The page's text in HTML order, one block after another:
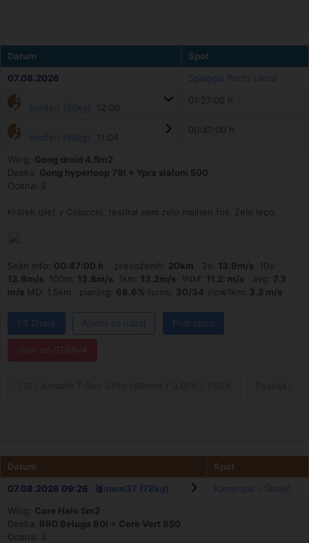
Datum
Spot
07.08.2026
Spiaggia Porto Liscia
tomferi (90kg) 12:00
01:27:00 h
tomferi (90kg) 11:04
00:47:00 h
Wing: Gong droid 4.5m2
Deska: Gong hyperloop 79l + Ypra slalom 500
Ocena: 5
Kratek izlet v Coluccio, testiral sem zelo majhen foil. Zelo lepo.
Sešn info: 00:47:00 h prevoženih: 20km 2s: 13.9m/s 10s:
13.8m/s 100m: 13.8m/s 1km: 13.2m/s 1NM: 11.2: m/s avg: 7.3
m/s MD: 1.5km planing: 68.6% turns: 30/34 slow1km: 3.2 m/s
FB Share Aladin za nazaj Podrobno
view on STRAVA
Datum
Spot
07.08.2026 09:26 🥈mem37 (78kg)
Kamenjak - Školjič
Wing: Core Halo 5m2
Deska: RRD Beluga 90l + Core Vert 850
Ocena: 3